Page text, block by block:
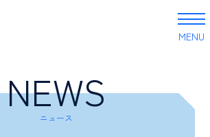
MENU
NEWS
ニュース